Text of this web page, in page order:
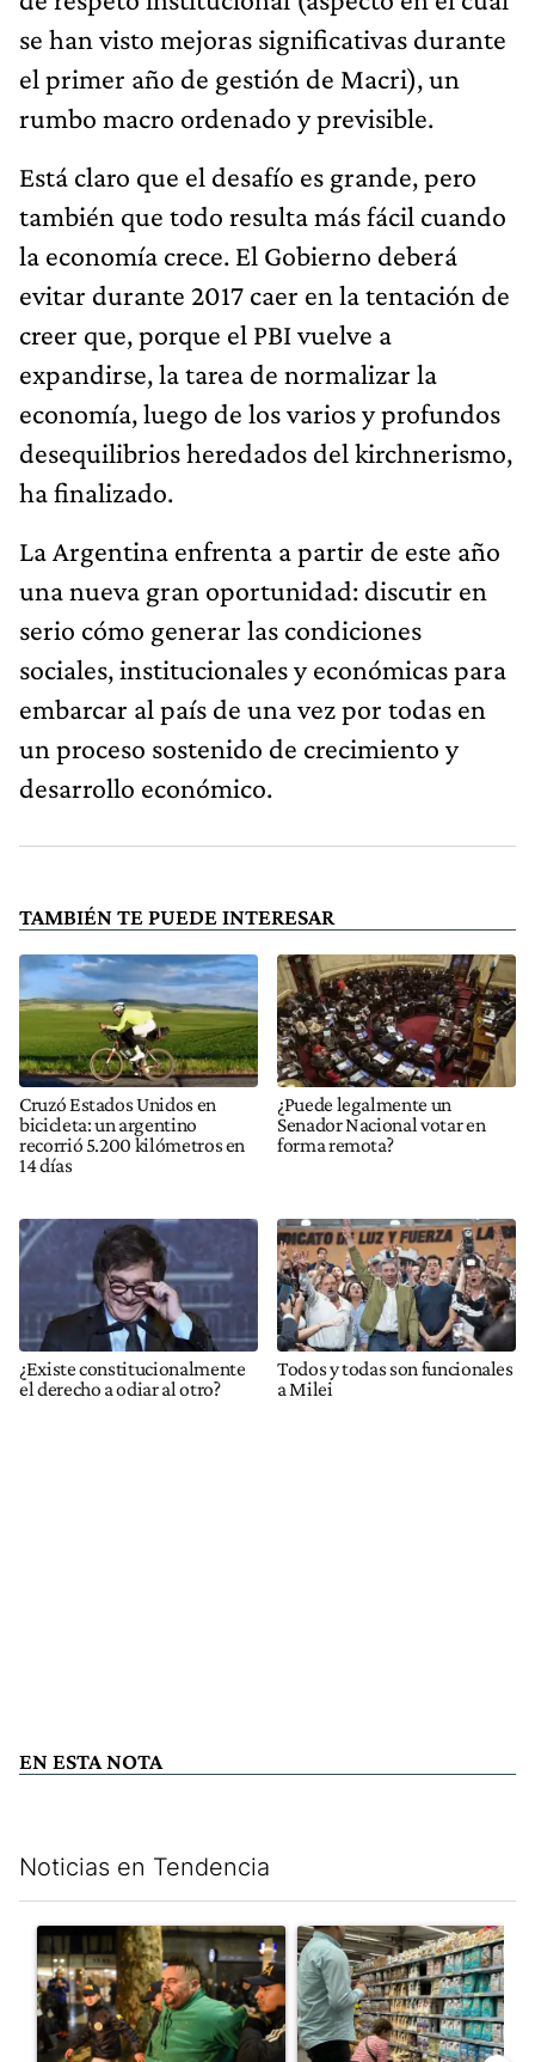
se han visto mejoras significativas durante
el primer año de gestión de Macri), un
rumbo macro ordenado y previsible.
Está claro que el desafío es grande, pero
también que todo resulta más fácil cuando
la economía crece. El Gobierno deberá
evitar durante 2017 caer en la tentación de
creer que, porque el PBI vuelve a
expandirse, la tarea de normalizar la
economía, luego de los varios y profundos
desequilibrios heredados del kirchnerismo,
ha finalizado.
La Argentina enfrenta a partir de este año
una nueva gran oportunidad: discutir en
serio cómo generar las condiciones
sociales, institucionales y económicas para
embarcar al país de una vez por todas en
un proceso sostenido de crecimiento y
desarrollo económico.
TAMBIÉN TE PUEDE INTERESAR
Cruzó Estados Unidos en
bicicleta: un argentino
recorrió 5.200 kilómetros en
14 días
¿Puede legalmente un
Senador Nacional votar en
forma remota?
¿Existe constitucionalmente
el derecho a odiar al otro?
Todos y todas son funcionales
a Milei
EN ESTA NOTA
Noticias en Tendencia
Un artículo de tendencia con el título "La violencia sigue en
Un artículo de tendencia con